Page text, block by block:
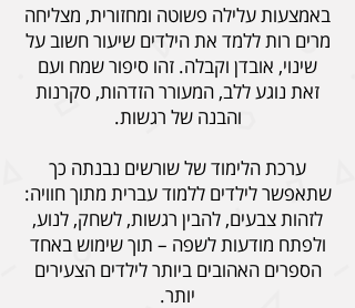
באמצעות עלילה פשוטה ומחזורית, מצליחה
מרים רות ללמד את הילדים שיעור חשוב על
שינוי, אובדן וקבלה. זהו סיפור שמח ועם
זאת נוגע ללב, המעורר הזדהות, סקרנות
ערכת הלימוד של שורשים נבנתה כך
שתאפשר לילדים ללמוד עברית מתוך חוויה:
לזהות צבעים, להבין רגשות, לשחק, לנוע,
ולפתח מודעות לשפה – תוך שימוש באחד
הספרים האהובים ביותר לילדים הצעירים
יותר.